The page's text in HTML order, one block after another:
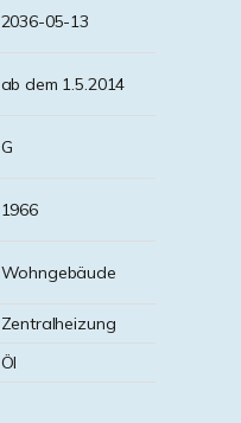
2036-05-13
ab dem 1.5.2014
G
1966
Wohngebäude
Zentralheizung
Öl